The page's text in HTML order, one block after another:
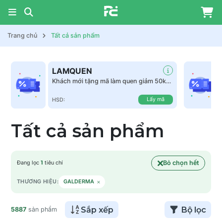
Trang chủ Tất cả sản phẩm
LAMQUEN
Khách mới tặng mã làm quen giảm 50k
HSD: Lấy mã
Tất cả sản phẩm
Đang lọc 1 tiêu chí Bỏ chọn hết
THƯƠNG HIỆU: GALDERMA ×
5887 sản phẩm Sắp xếp Bộ lọc